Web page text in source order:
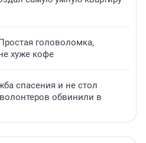
головоломка,
хуже кофе
спасения и не стол
обвинили в